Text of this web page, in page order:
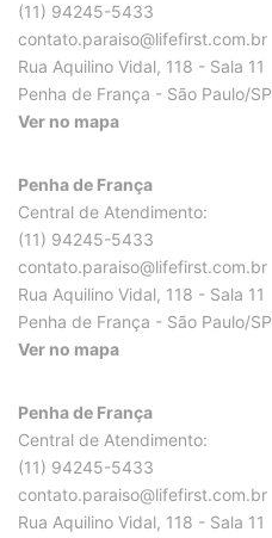
(11) 94245-5433
contato.paraiso@lifefirst.com.br
Rua Aquilino Vidal, 118 - Sala 11
Penha de França - São Paulo/SP
Ver no mapa
Penha de França
Central de Atendimento:
(11) 94245-5433
contato.paraiso@lifefirst.com.br
Rua Aquilino Vidal, 118 - Sala 11
Penha de França - São Paulo/SP
Ver no mapa
Penha de França
Central de Atendimento:
(11) 94245-5433
contato.paraiso@lifefirst.com.br
Rua Aquilino Vidal, 118 - Sala 11